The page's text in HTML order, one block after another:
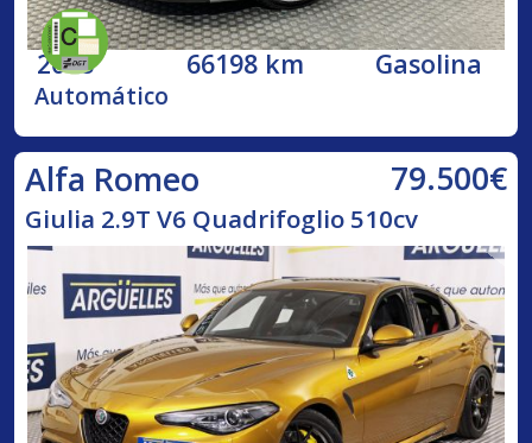
2018 66198 km Gasolina
Automático
Alfa Romeo 79.500€
Giulia 2.9T V6 Quadrifoglio 510cv